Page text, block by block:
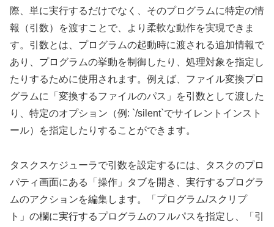
際、単に実行するだけでなく、そのプログラムに特定の情
報（引数）を渡すことで、より柔軟な動作を実現できま
す。引数とは、プログラムの起動時に渡される追加情報で
あり、プログラムの挙動を制御したり、処理対象を指定し
たりするために使用されます。例えば、ファイル変換プロ
グラムに「変換するファイルのパス」を引数として渡した
り、特定のオプション（例: `/silent`でサイレントインスト
ール）を指定したりすることができます。
タスクスケジューラで引数を設定するには、タスクのプロ
パティ画面にある「操作」タブを開き、実行するプログラ
ムのアクションを編集します。「プログラム/スクリプ
ト」の欄に実行するプログラムのフルパスを指定し、「引